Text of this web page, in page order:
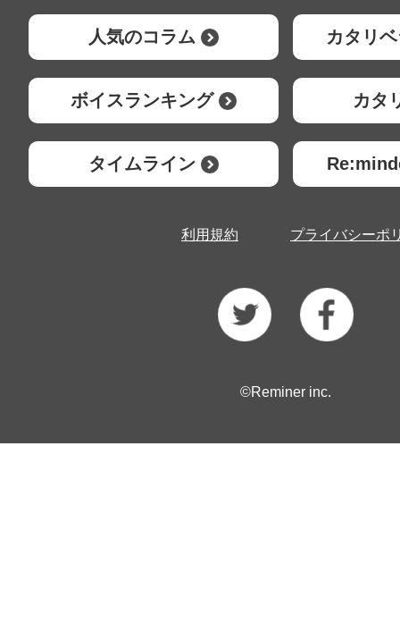
人気のコラム カタリ
ボイスランキング カタ
タイムライン
利用規約 プライバシーポ
©Reminer inc.